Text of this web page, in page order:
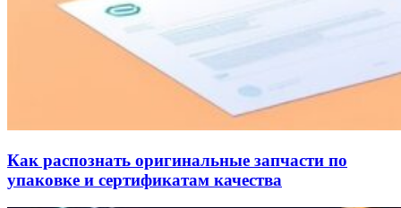
Как распознать оригинальные запчасти по
упаковке и сертификатам качества